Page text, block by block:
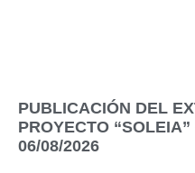
PUBLICACIÓN DEL
PROYECTO
06/08/2026